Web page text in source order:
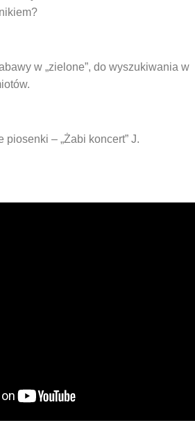
w „zielone”, do wyszukiwania w
piosenki – „Żabi koncert” J.